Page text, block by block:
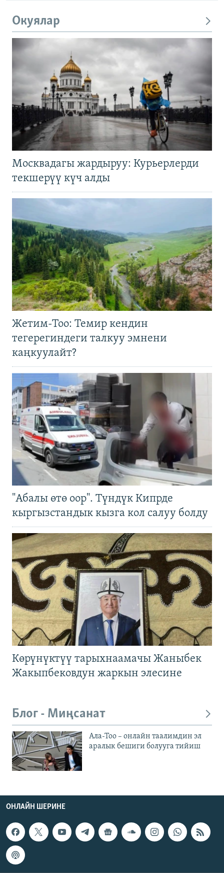
Окуялар
Москвадагы жардыруу: Курьерлерди
текшерүү күч алды
Жетим-Тоо: Темир кендин
тегерегиндеги талкуу эмнени
каңкуулайт?
"Абалы өтө оор". Түндүк Кипрде
кыргызстандык кызга кол салуу болду
Көрүнүктүү тарыхнаамачы Жаныбек
Жакыпбековдун жаркын элесине
Блог - Миңсанат
Ала-Тоо – онлайн таалимдин эл
аралык бешиги болууга тийиш
ОНЛАЙН ШЕРИНЕ